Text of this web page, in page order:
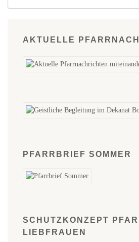
AKTUELLE
PFARRBRIEF SOMMER
SCHUTZKONZEPT
LIEBFRAUEN